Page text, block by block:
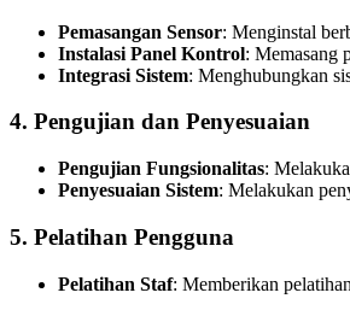
Pemasangan Sensor: Menginstal
Instalasi Panel Kontrol: Memasang
Integrasi Sistem: Menghubungkan
4. Pengujian dan Penyesuaian
Pengujian Fungsionalitas:
Penyesuaian Sistem: Melakukan
5. Pelatihan Pengguna
Pelatihan Staf: Memberikan